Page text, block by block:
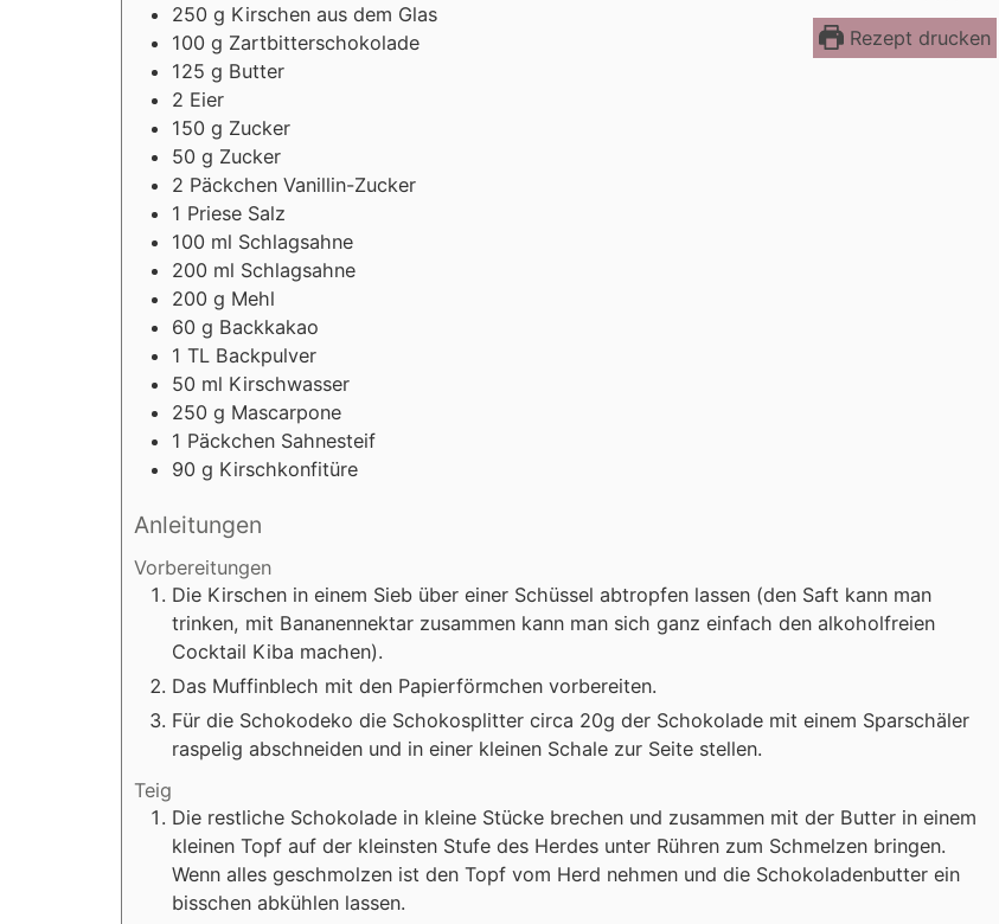
Rezept drucken
250 g Kirschen aus dem Glas
100 g Zartbitterschokolade
125 g Butter
2 Eier
150 g Zucker
50 g Zucker
2 Päckchen Vanillin-Zucker
1 Priese Salz
100 ml Schlagsahne
200 ml Schlagsahne
200 g Mehl
60 g Backkakao
1 TL Backpulver
50 ml Kirschwasser
250 g Mascarpone
1 Päckchen Sahnesteif
90 g Kirschkonfitüre
Anleitungen
Vorbereitungen
Die Kirschen in einem Sieb über einer Schüssel abtropfen lassen (den Saft kann man
trinken, mit Bananennektar zusammen kann man sich ganz einfach den alkoholfreien
Cocktail Kiba machen).
Das Muffinblech mit den Papierförmchen vorbereiten.
Für die Schokodeko die Schokosplitter circa 20g der Schokolade mit einem Sparschäler
raspelig abschneiden und in einer kleinen Schale zur Seite stellen.
Teig
Die restliche Schokolade in kleine Stücke brechen und zusammen mit der Butter in einem
kleinen Topf auf der kleinsten Stufe des Herdes unter Rühren zum Schmelzen bringen.
Wenn alles geschmolzen ist den Topf vom Herd nehmen und die Schokoladenbutter ein
bisschen abkühlen lassen.